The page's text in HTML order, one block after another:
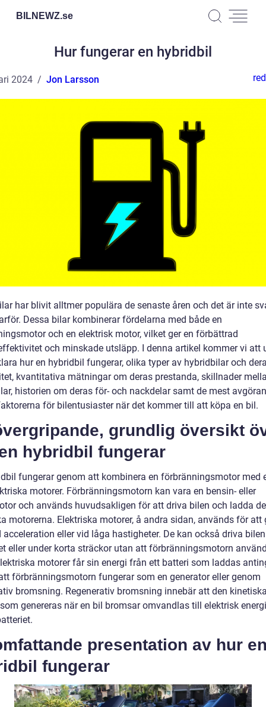
BILNEWZ.se
Hur fungerar en hybridbil
2024 Jon Larsson
har blivit alltmer populära de senaste åren och det är inte
Dessa bilar kombinerar fördelarna med både en
och en elektrisk motor, vilket ger en förbättrad
och minskade utsläpp. I denna artikel kommer vi att
hur en hybridbil fungerar, olika typer av hybridbilar och
kvantitativa mätningar om deras prestanda, skillnader
historien om deras för- och nackdelar samt de mest
för bilentusiaster när det kommer till att köpa en bil.
grundlig översikt
hybridbil fungerar
fungerar genom att kombinera en förbränningsmotor med
motorer. Förbränningsmotorn kan vara en bensin- eller
och används huvudsakligen för att driva bilen och ladda de
motorerna. Elektriska motorer, å andra sidan, används för att
eller vid låga hastigheter. De kan också driva
eller under korta sträckor utan att förbränningsmotorn
motorer får sin energi från ett batteri som laddas
förbränningsmotorn fungerar som en generator eller genom
bromsning. Regenerativ bromsning innebär att den
genereras när en bil bromsar omvandlas till elektrisk
presentation av hur
fungerar